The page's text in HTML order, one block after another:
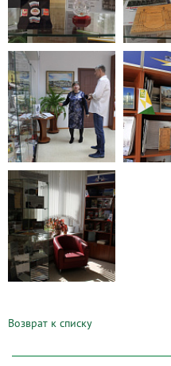
Возврат к списку